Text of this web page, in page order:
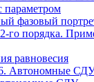
параметром
фазовый
го порядка.
равновесия
Автономные